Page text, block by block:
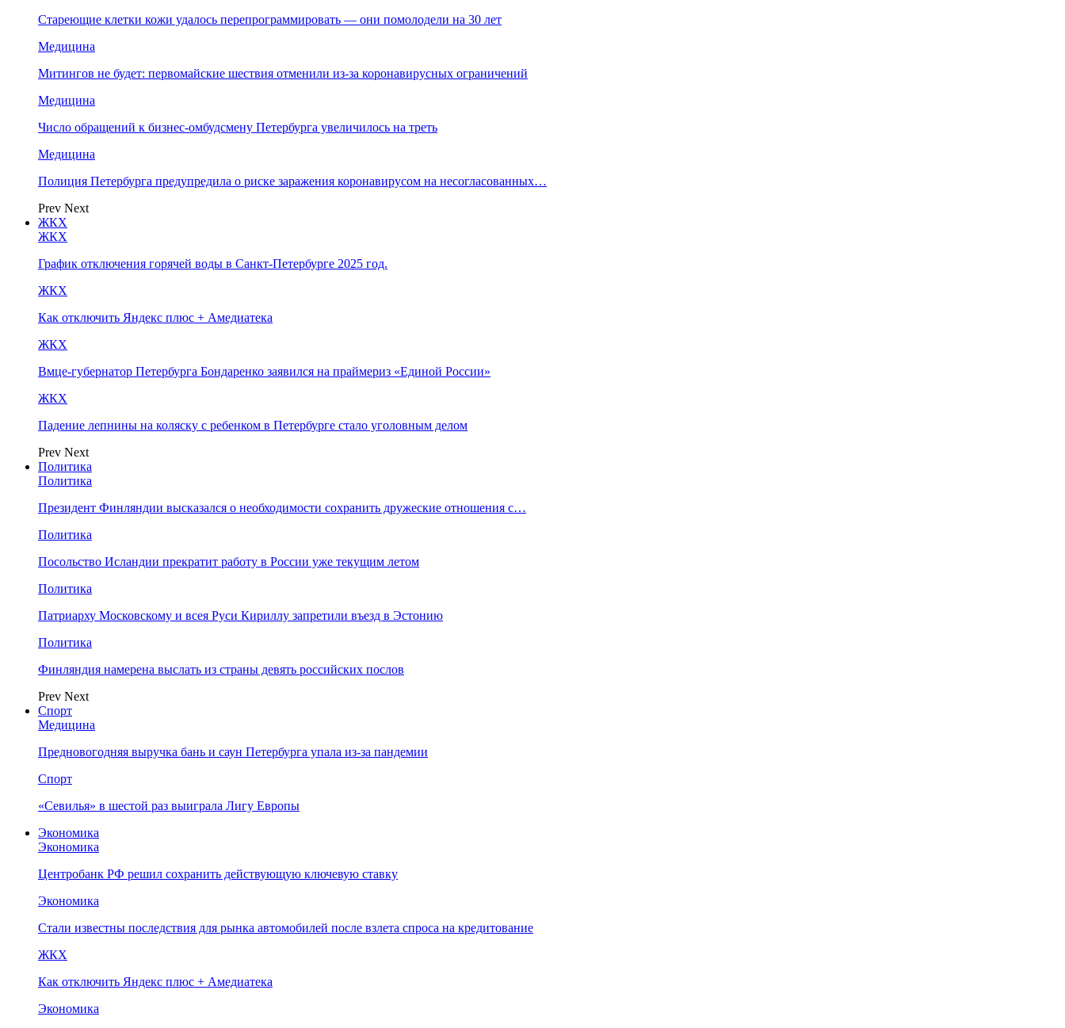
Стареющие клетки кожи удалось перепрограммировать — они помолодели на 30 лет
Медицина
Митингов не будет: первомайские шествия отменили из-за коронавирусных ограничений
Медицина
Число обращений к бизнес-омбудсмену Петербурга увеличилось на треть
Медицина
Полиция Петербурга предупредила о риске заражения коронавирусом на несогласованных…
Prev Next
ЖКХ
ЖКХ
График отключения горячей воды в Санкт-Петербурге 2025 год.
ЖКХ
Как отключить Яндекс плюс + Амедиатека
ЖКХ
Вмце-губернатор Петербурга Бондаренко заявился на праймериз «Единой России»
ЖКХ
Падение лепнины на коляску с ребенком в Петербурге стало уголовным делом
Prev Next
Политика
Политика
Президент Финляндии высказался о необходимости сохранить дружеские отношения с…
Политика
Посольство Исландии прекратит работу в России уже текущим летом
Политика
Патриарху Московскому и всея Руси Кириллу запретили въезд в Эстонию
Политика
Финляндия намерена выслать из страны девять российских послов
Prev Next
Спорт
Медицина
Предновогодняя выручка бань и саун Петербурга упала из-за пандемии
Спорт
«Севилья» в шестой раз выиграла Лигу Европы
Экономика
Экономика
Центробанк РФ решил сохранить действующую ключевую ставку
Экономика
Стали известны последствия для рынка автомобилей после взлета спроса на кредитование
ЖКХ
Как отключить Яндекс плюс + Амедиатека
Экономика